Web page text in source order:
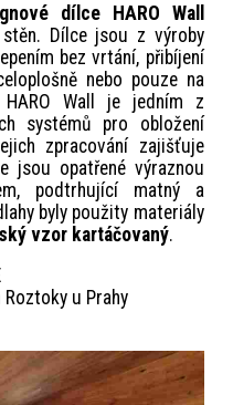
dílce HARO Wall
Dílce jsou z výroby
bez vrtání, přibíjení
nebo pouze na
Wall je jedním z
systémů pro obložení
zpracování zajišťuje
jsou opatřené výraznou
podtrhující matný a
byly použity materiály
vzor kartáčovaný.
u Prahy